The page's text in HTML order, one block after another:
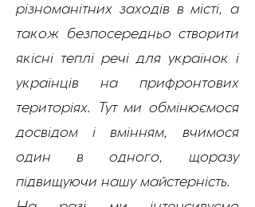
різноманітних заходів в місті, а
також безпосередньо створити
якісні теплі речі для українок і
українців на прифронтових
територіях. Тут ми обмінюємося
досвідом і вмінням, вчимося
один в одного, щоразу
підвищуючи нашу майстерність.